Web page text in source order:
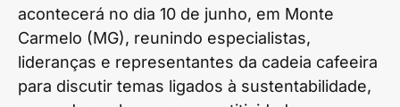
acontecerá no dia 10 de junho, em Monte
Carmelo (MG), reunindo especialistas,
lideranças e representantes da cadeia cafeeira
para discutir temas ligados à sustentabilidade,